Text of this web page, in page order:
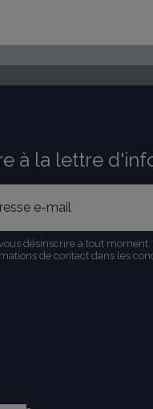
à la lettre
désinscrire à tout
de contact dans les